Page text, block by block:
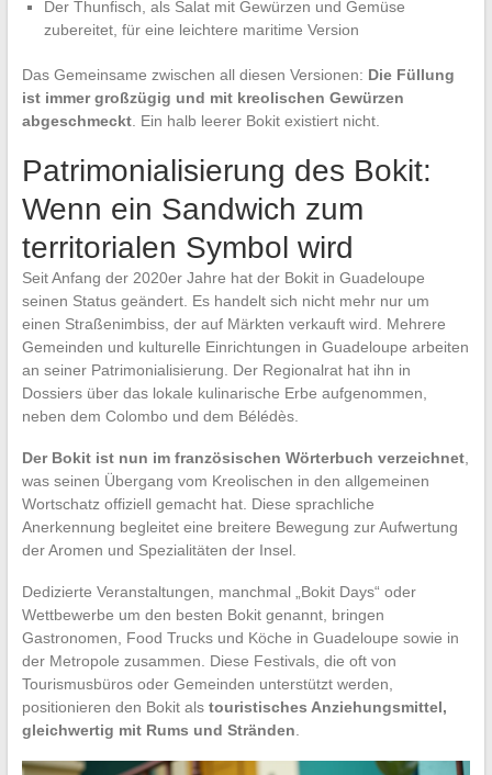
Der Thunfisch, als Salat mit Gewürzen und Gemüse
zubereitet, für eine leichtere maritime Version
Das Gemeinsame zwischen all diesen Versionen: Die Füllung
ist immer großzügig und mit kreolischen Gewürzen
abgeschmeckt. Ein halb leerer Bokit existiert nicht.
Patrimonialisierung des Bokit:
Wenn ein Sandwich zum
territorialen Symbol wird
Seit Anfang der 2020er Jahre hat der Bokit in Guadeloupe
seinen Status geändert. Es handelt sich nicht mehr nur um
einen Straßenimbiss, der auf Märkten verkauft wird. Mehrere
Gemeinden und kulturelle Einrichtungen in Guadeloupe arbeiten
an seiner Patrimonialisierung. Der Regionalrat hat ihn in
Dossiers über das lokale kulinarische Erbe aufgenommen,
neben dem Colombo und dem Bélédès.
Der Bokit ist nun im französischen Wörterbuch verzeichnet,
was seinen Übergang vom Kreolischen in den allgemeinen
Wortschatz offiziell gemacht hat. Diese sprachliche
Anerkennung begleitet eine breitere Bewegung zur Aufwertung
der Aromen und Spezialitäten der Insel.
Dedizierte Veranstaltungen, manchmal „Bokit Days“ oder
Wettbewerbe um den besten Bokit genannt, bringen
Gastronomen, Food Trucks und Köche in Guadeloupe sowie in
der Metropole zusammen. Diese Festivals, die oft von
Tourismusbüros oder Gemeinden unterstützt werden,
positionieren den Bokit als touristisches Anziehungsmittel,
gleichwertig mit Rums und Stränden